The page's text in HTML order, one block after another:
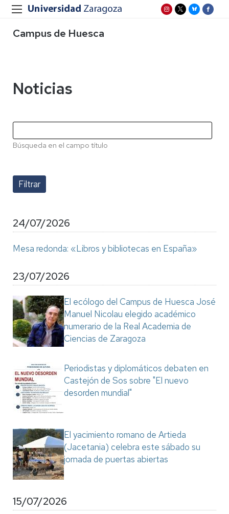
Campus de Huesca
Noticias
Búsqueda en el campo título
24/07/2026
Mesa redonda: «Libros y bibliotecas en España»
23/07/2026
El ecólogo del Campus de Huesca José
Manuel Nicolau elegido académico
numerario de la Real Academia de
Ciencias de Zaragoza
Periodistas y diplomáticos debaten en
Castejón de Sos sobre "El nuevo
desorden mundial"
El yacimiento romano de Artieda
(Jacetania) celebra este sábado su
jornada de puertas abiertas
15/07/2026